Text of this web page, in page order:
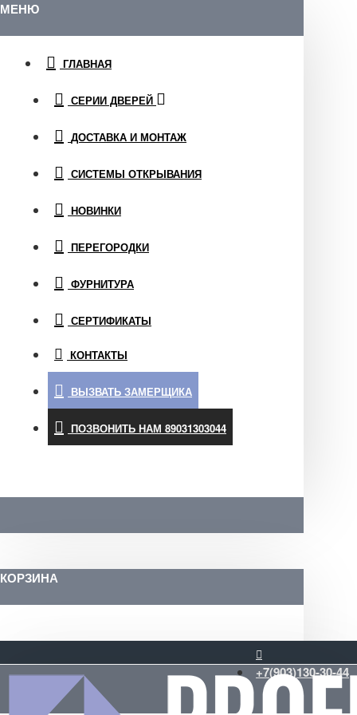
МЕНЮ
ГЛАВНАЯ
СЕРИИ ДВЕРЕЙ
ДОСТАВКА И МОНТАЖ
СИСТЕМЫ ОТКРЫВАНИЯ
НОВИНКИ
ПЕРЕГОРОДКИ
ФУРНИТУРА
СЕРТИФИКАТЫ
КОНТАКТЫ
ВЫЗВАТЬ ЗАМЕРЩИКА
ПОЗВОНИТЬ НАМ 89031303044
КОРЗИНА
+7(903)130-30-44